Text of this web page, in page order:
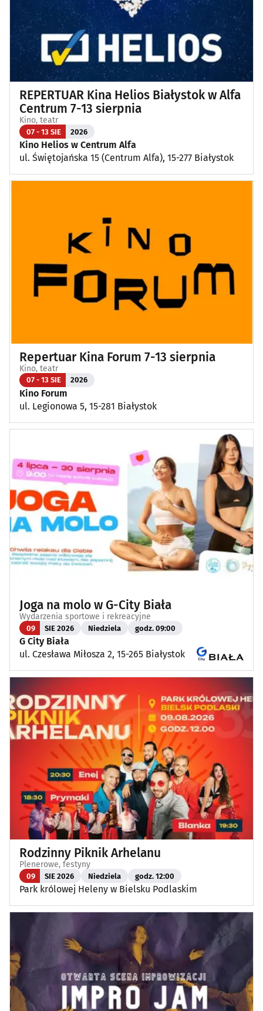
Poza Białymstokiem (1)
REPERTUAR Kina Helios Białystok w Alfa
Centrum 7-13 sierpnia
Kino, teatr
07 - 13 SIE 2026
Kino Helios w Centrum Alfa
ul. Świętojańska 15 (Centrum Alfa), 15-277 Białystok
Repertuar Kina Forum 7-13 sierpnia
Kino, teatr
07 - 13 SIE 2026
Kino Forum
ul. Legionowa 5, 15-281 Białystok
Joga na molo w G-City Biała
Wydarzenia sportowe i rekreacyjne
09 SIE 2026 Niedziela godz. 09:00
G City Biała
ul. Czesława Miłosza 2, 15-265 Białystok
Rodzinny Piknik Arhelanu
Plenerowe, festyny
09 SIE 2026 Niedziela godz. 12:00
Park królowej Heleny w Bielsku Podlaskim